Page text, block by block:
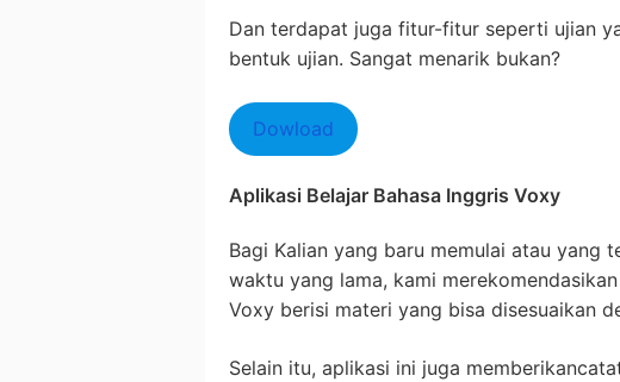
Dan terdapat juga fitur-fitur seperti ujian
bentuk ujian. Sangat menarik bukan?
Dowload
Aplikasi Belajar Bahasa Inggris Voxy
Bagi Kalian yang baru memulai atau yang
waktu yang lama, kami
Voxy berisi materi yang bisa disesuaikan
Selain itu, aplikasi ini juga